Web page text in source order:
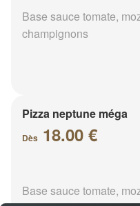
Base sauce tomate,
champignons
Pizza neptune méga
Dès 18.00 €
Base sauce tomate,